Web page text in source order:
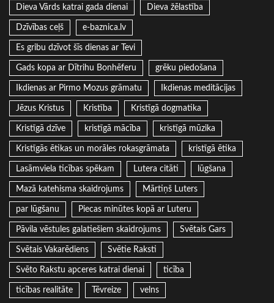
Dieva Vārds katrai gada dienai Dieva žēlastība
Dzīvības ceļš e-baznica.lv
Es gribu dzīvot šīs dienas ar Tevi
Gads kopa ar Dītrihu Bonhēferu grēku piedošana
Ikdienas ar Pirmo Mozus grāmatu Ikdienas meditācijas
Jēzus Kristus Kristība Kristīgā dogmatika
Kristīgā dzīve kristīgā mācība kristīgā mūzika
Kristīgās ētikas un morāles rokasgrāmata kristīgā ētika
Lasāmviela ticības spēkam Lutera citāti lūgšana
Mazā katehisma skaidrojums Mārtiņš Luters
par lūgšanu Piecas minūtes kopā ar Luteru
Pāvila vēstules galatiešiem skaidrojums Svētais Gars
Svētais Vakarēdiens Svētie Raksti
Svēto Rakstu apceres katrai dienai ticība
ticības realitāte Tēvreize velns